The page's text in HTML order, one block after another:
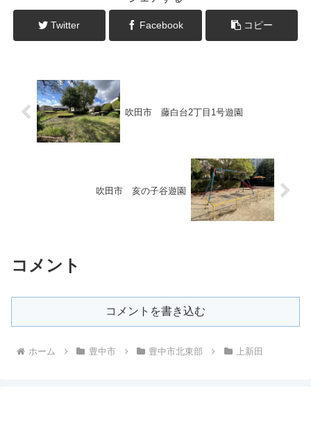
Twitter Facebook コピー
吹田市 藤白台2丁目1号遊園
吹田市 亥の子谷遊園
コメント
コメントを書き込む
ホーム 豊中市 豊中市北東部 上新田